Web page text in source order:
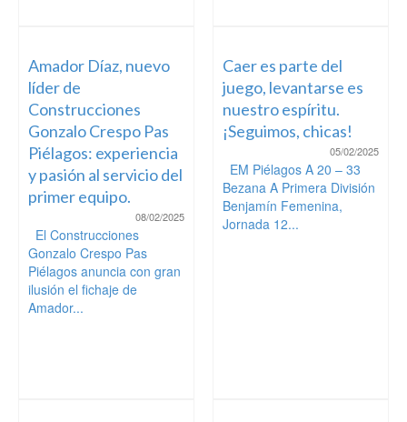
Amador Díaz, nuevo
líder de
Construcciones
Gonzalo Crespo Pas
Piélagos: experiencia
y pasión al servicio del
primer equipo.
08/02/2025
El Construcciones
Gonzalo Crespo Pas
Piélagos anuncia con gran
ilusión el fichaje de
Amador...
Caer es parte del
juego, levantarse es
nuestro espíritu.
¡Seguimos, chicas!
05/02/2025
EM Piélagos A 20 – 33
Bezana A Primera División
Benjamín Femenina,
Jornada 12...